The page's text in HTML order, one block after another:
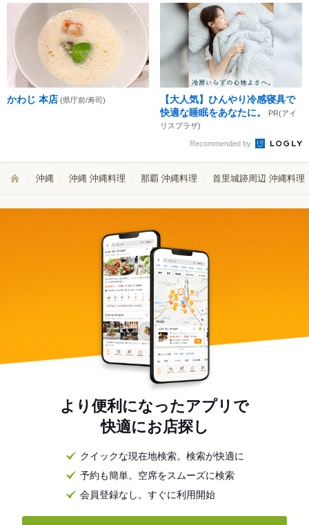
かわじ 本店 (県庁前/寿司)
【大人気】ひんやり冷感寝具で
快適な睡眠をあなたに。
PR(アイ
リスプラザ)
Recommended by
沖縄 沖縄 沖縄料理 那覇 沖縄料理 首里城跡周辺 沖縄料理
より便利になったアプリで
快適にお店探し
クイックな現在地検索。検索が快適に
予約も簡単。空席をスムーズに検索
会員登録なし。すぐに利用開始